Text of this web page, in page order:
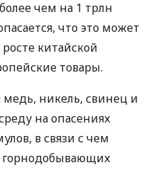
чем на 1 трлн
что это может
китайской
товары.
никель, свинец и
на опасениях
в связи с чем
горнодобывающих